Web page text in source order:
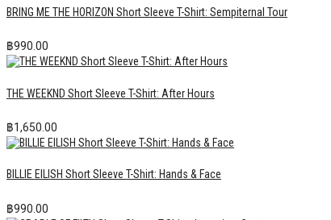
BRING ME THE HORIZON Short Sleeve T-Shirt: Sempiternal Tour
฿990.00
THE WEEKND Short Sleeve T-Shirt: After Hours
฿1,650.00
BILLIE EILISH Short Sleeve T-Shirt: Hands & Face
฿990.00